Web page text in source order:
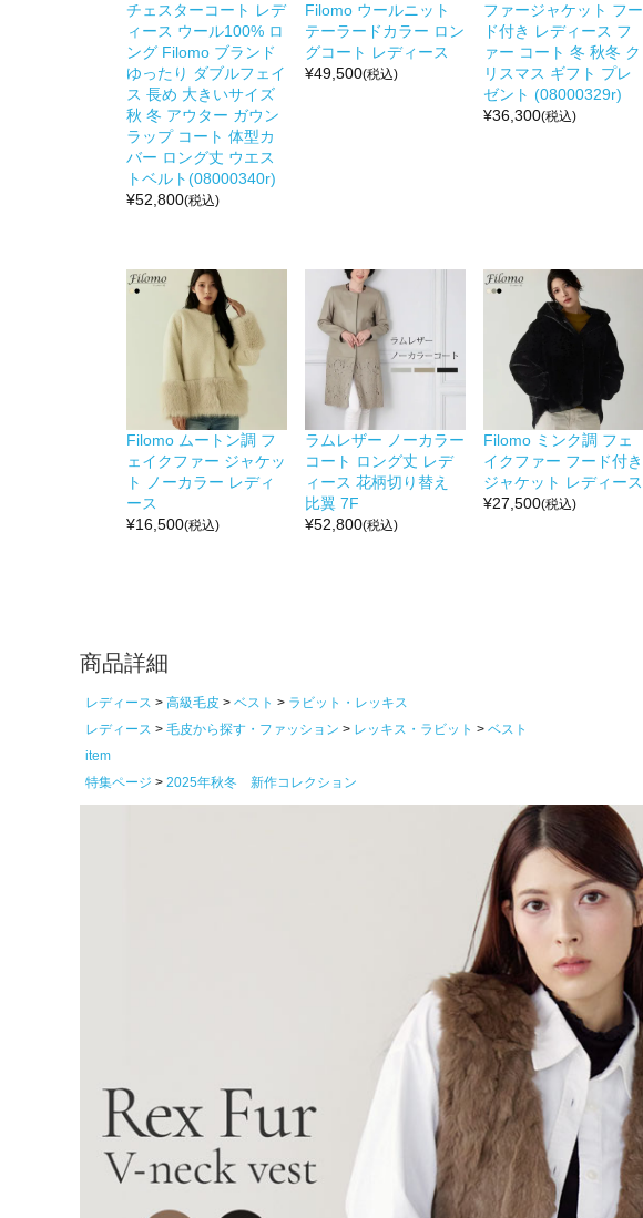
チェスターコート レデ
ィース ウール100% ロ
ング Filomo ブランド
ゆったり ダブルフェイ
ス 長め 大きいサイズ
秋 冬 アウター ガウン
ラップ コート 体型カ
バー ロング丈 ウエス
トベルト(08000340r)
¥52,800(税込)
Filomo ウールニット
テーラードカラー ロン
グコート レディース
¥49,500(税込)
ファージャケット フー
ド付き レディース フ
ァー コート 冬 秋冬 ク
リスマス ギフト プレ
ゼント (08000329r)
¥36,300(税込)
Filomo ムートン調 フ
ェイクファー ジャケッ
ト ノーカラー レディ
ース
¥16,500(税込)
ラムレザー ノーカラー
コート ロング丈 レデ
ィース 花柄切り替え
比翼 7F
¥52,800(税込)
Filomo ミンク調 フェ
イクファー フード付き
ジャケット レディース
¥27,500(税込)
商品詳細
レディース 高級毛皮 ベスト
ラビット・レッキス
レディース
毛皮から探す・ファッション レッキス・ラビット
ベスト
item
特集ページ
2025年秋冬 新作コレクション